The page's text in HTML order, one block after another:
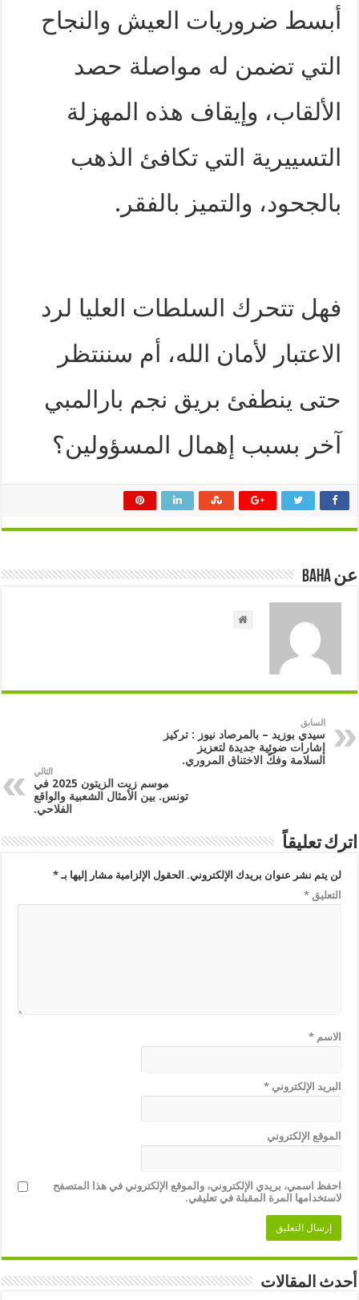
أبسط ضروريات العيش والنجاح
التي تضمن له مواصلة حصد
الألقاب، وإيقاف هذه المهزلة
التسييرية التي تكافئ الذهب
بالجحود، والتميز بالفقر.
فهل تتحرك السلطات العليا لرد
الاعتبار لأمان الله، أم سننتظر
حتى ينطفئ بريق نجم بارالمبي
آخر بسبب إهمال المسؤولين؟
عن Baha
السابق
سيدي بوزيد – بالمرصاد نيوز : تركيز
إشارات ضوئية جديدة لتعزيز
السلامة وفكّ الاختناق المروري.
التالي
موسم زيت الزيتون 2025 في
تونس. بين الأمثال الشعبية والواقع
الفلاحي.
اترك تعليقاً
لن يتم نشر عنوان بريدك الإلكتروني. الحقول الإلزامية مشار إليها بـ*
التعليق*
الاسم*
البريد الإلكتروني*
الموقع الإلكتروني
احفظ اسمي، بريدي الإلكتروني، والموقع الإلكتروني في هذا المتصفح
لاستخدامها المرة المقبلة في تعليقي.
أحدث المقالات